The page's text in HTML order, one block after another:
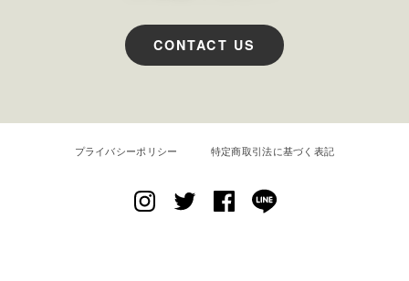
CONTACT US
プライバシーポリシー 特定商取引法に基づく表記